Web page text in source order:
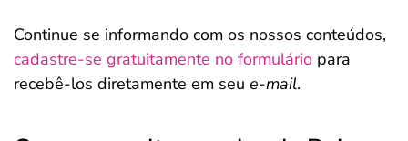
Continue se informando com os nossos conteúdos,
cadastre-se gratuitamente no formulário para
recebê-los diretamente em seu e-mail.